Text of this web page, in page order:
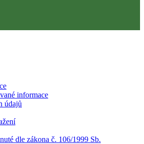
informace
údajů
dle zákona č. 106/1999 Sb.